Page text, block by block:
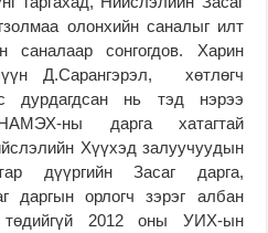
олонхийн саналыг илт
сонгогдов. Харин
Д.Сарангэрэл, хөтлөгч
дурдагдсан нь тэд нэрээ
ны дарга хатагтай
Хүүхэд залуучуудын
дүүргийн Засаг дарга,
даргын орлогч зэрэг албан
2012 оны УИХ-ын